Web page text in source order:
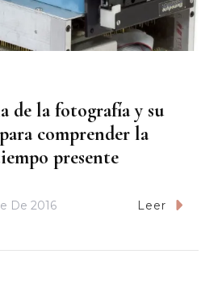
de la fotografía y su
comprender la
presente
De 2016 Leer